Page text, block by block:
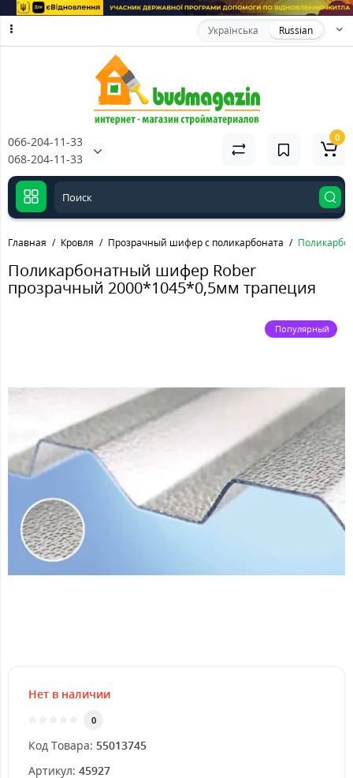
Українська Russian
066-204-11-33
068-204-11-33
0
Главная Кровля Прозрачный шифер с поликарбоната
Поликарбонатный шифер Rober
прозрачный 2000*1045*0,5мм трапеция
Популярный
Нет в наличии
0
Код Товара: 55013745
Артикул: 45927